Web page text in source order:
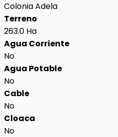
Colonia Adela
Terreno
263.0 Ha
Agua Corriente
No
Agua Potable
No
Cable
No
Cloaca
No